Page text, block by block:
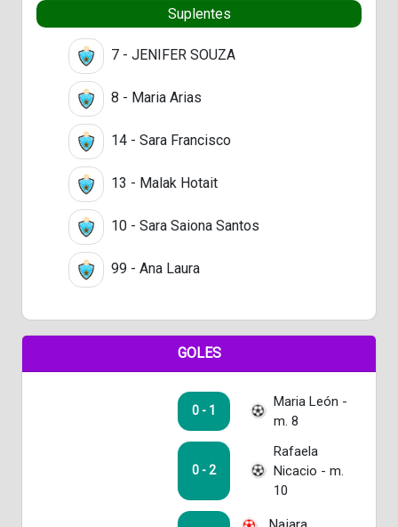
Suplentes
7 - JENIFER SOUZA
8 - Maria Arias
14 - Sara Francisco
13 - Malak Hotait
10 - Sara Saiona Santos
99 - Ana Laura
GOLES
0 - 1
Maria León -
m. 8
0 - 2
Rafaela
Nicacio - m.
10